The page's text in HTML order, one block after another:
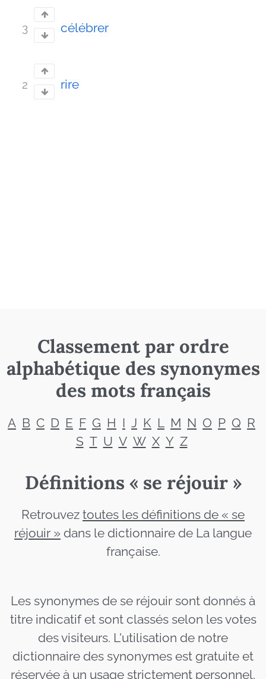
3 célébrer
2 rire
Classement par ordre
alphabétique des synonymes
des mots français
A B C D E F G H I J K L M N O P Q R
S T U V W X Y Z
Définitions « se réjouir »
Retrouvez toutes les définitions de « se
réjouir » dans le dictionnaire de La langue
française.
Les synonymes de se réjouir sont donnés à
titre indicatif et sont classés selon les votes
des visiteurs. L'utilisation de notre
dictionnaire des synonymes est gratuite et
réservée à un usage strictement personnel.